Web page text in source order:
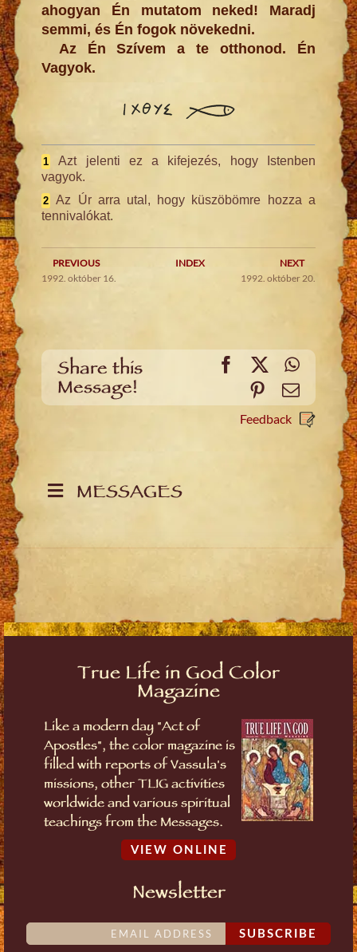
ahogyan Én mutatom neked! Maradj
semmi, és Én fogok növekedni.
Az Én Szívem a te otthonod. Én
Vagyok.
1
Azt jelenti ez a kifejezés, hogy Istenben
vagyok.
2 Az Úr arra utal, hogy küszöbömre hozza a
tennivalókat.
PREVIOUS INDEX
NEXT
1992. október 16.
1992. október 20.
Share this
Message!
Facebook
X
Pinterest
Email
Feedback
MESSAGES
True Life in God Color
Magazine
Like a modern day "Act of
Apostles", the color magazine is
filled with reports of Vassula's
missions, other TLIG activities
worldwide and various spiritual
teachings from the Messages.
VIEW ONLINE
Newsletter
SUBSCRIBE